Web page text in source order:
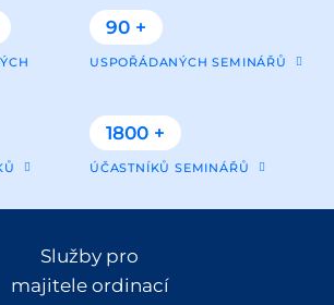
90 +
USPOŘÁDANÝCH SEMINÁŘŮ
1800 +
ÚČASTNÍKŮ SEMINÁŘŮ
Služby pro
majitele ordinací